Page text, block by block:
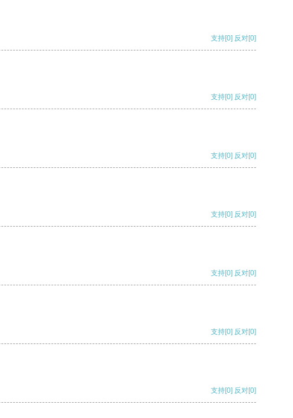
支持[0] 反对[0]
支持[0] 反对[0]
支持[0] 反对[0]
支持[0] 反对[0]
支持[0] 反对[0]
支持[0] 反对[0]
支持[0] 反对[0]